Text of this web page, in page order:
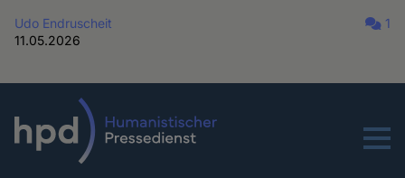
Udo Endruscheit
11.05.2026
1
Menu